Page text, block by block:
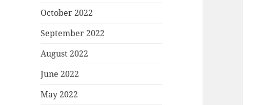
October 2022
September 2022
August 2022
June 2022
May 2022